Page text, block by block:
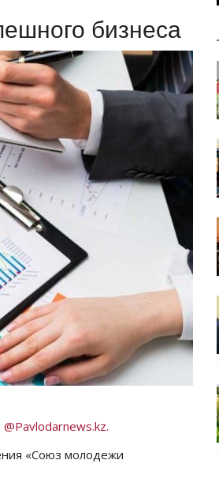
бизнеса
@Pavlodarnews.kz.
«Союз молодежи